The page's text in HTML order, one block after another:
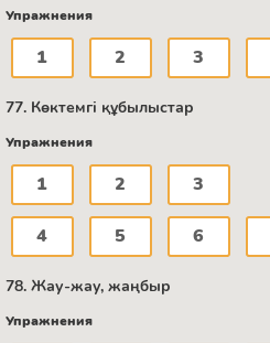
Упражнения
1 2 3
77. Көктемгі құбылыстар
Упражнения
1 2 3
4 5 6
78. Жау-жау, жаңбыр
Упражнения